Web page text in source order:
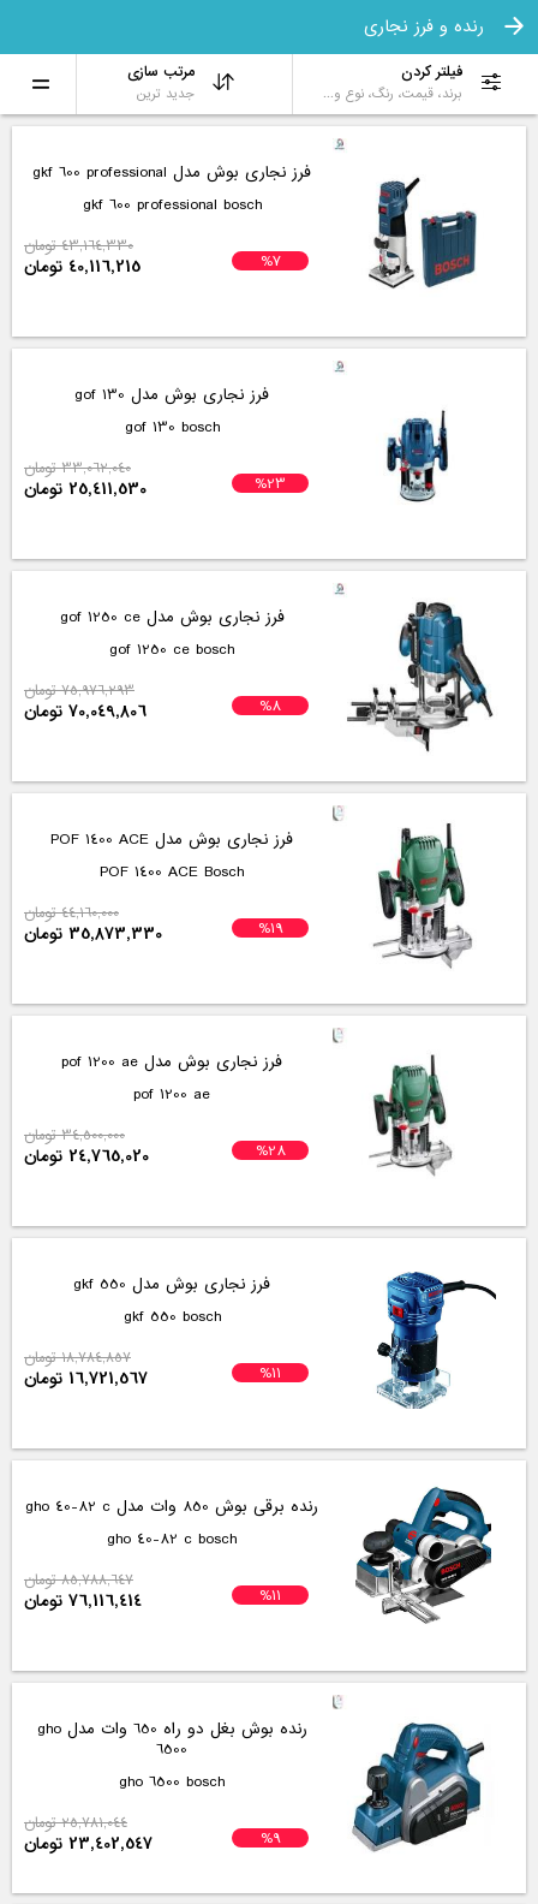
رنده و فرز نجاری
فیلتر کردن
برند، قیمت، رنگ، نوع و...
مرتب سازی
جدید ترین
فرز نجاری بوش مدل gkf 600 professional
gkf 600 professional bosch
%7
43,164,330 تومان
40,116,215 تومان
فرز نجاری بوش مدل gof 130
gof 130 bosch
%23
33,062,040 تومان
25,411,530 تومان
فرز نجاری بوش مدل gof 1250 ce
gof 1250 ce bosch
%8
75,976,293 تومان
70,049,806 تومان
فرز نجاری بوش مدل POF 1400 ACE
POF 1400 ACE Bosch
%19
44,160,000 تومان
35,873,330 تومان
فرز نجاری بوش مدل pof 1200 ae
pof 1200 ae
%28
34,500,000 تومان
24,765,020 تومان
فرز نجاری بوش مدل gkf 550
gkf 550 bosch
%11
18,784,857 تومان
16,721,567 تومان
رنده برقی بوش 850 وات مدل gho 40-82 c
gho 40-82 c bosch
%11
85,788,647 تومان
76,116,414 تومان
رنده بوش بغل دو راه 650 وات مدل gho
6500
gho 6500 bosch
%9
25,781,044 تومان
23,402,547 تومان